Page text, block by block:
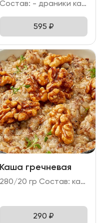
Состав: - драники картофельные; - яйцо отварное; яйцо жареное; - колбаска куриная гриль; бекон; - хлеб бородинский с клюквой; - битый огурец; - соус тар тар; майонез сметанковый; масло пряное.
595 ₽
Каша гречневая
280/20 гр Состав: каша гречневая на топленом молоке с грецким орехом.
290 ₽